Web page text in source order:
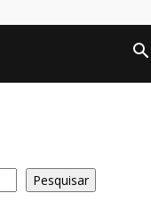
Pesquisar